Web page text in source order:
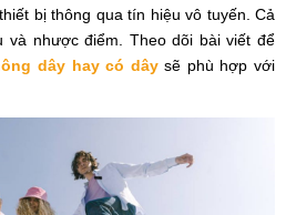
bị thông qua tín hiệu vô tuyến. Cả
và nhược điểm. Theo dõi bài viết để
dây hay có dâysẽ phù hợp với